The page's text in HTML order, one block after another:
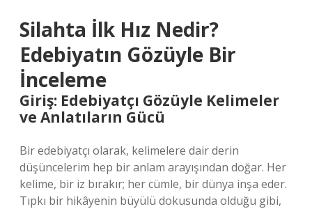
Silahta İlk Hız Nedir?
Edebiyatın Gözüyle Bir
İnceleme
Giriş: Edebiyatçı Gözüyle Kelimeler
ve Anlatıların Gücü
Bir edebiyatçı olarak, kelimelere dair derin
düşüncelerim hep bir anlam arayışından doğar. Her
kelime, bir iz bırakır; her cümle, bir dünya inşa eder.
Tıpkı bir hikâyenin büyülü dokusunda olduğu gibi,